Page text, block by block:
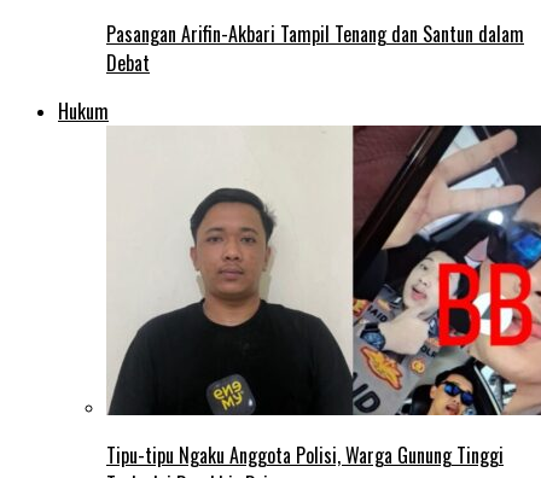
Pasangan Arifin-Akbari Tampil Tenang dan Santun dalam
Debat
Hukum
Tipu-tipu Ngaku Anggota Polisi, Warga Gunung Tinggi